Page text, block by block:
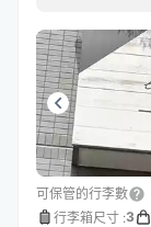
可保管的行李數
行李箱尺寸 :3